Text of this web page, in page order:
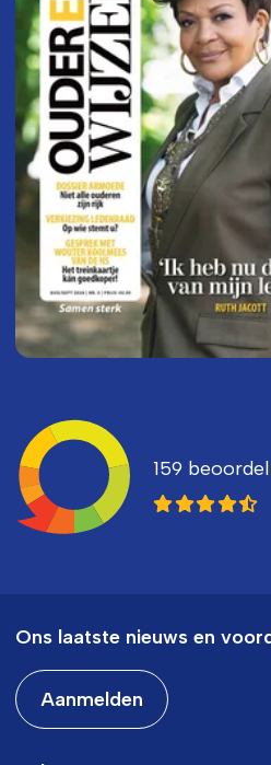
159
Ons laatste nieuws en
Aanmelden